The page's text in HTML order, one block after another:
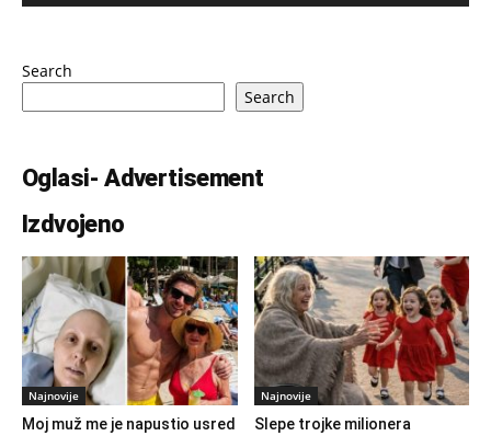
Search
Search
Oglasi- Advertisement
Izdvojeno
Najnovije
Moj muž me je napustio usred
Najnovije
Slepe trojke milionera